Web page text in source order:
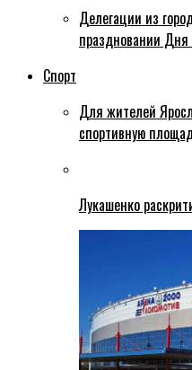
Делегации из
праздновании
Спорт
Для жителей
спортивную
Лукашенко